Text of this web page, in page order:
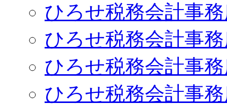
ひろせ税務会計事
ひろせ税務会計事
ひろせ税務会計事
ひろせ税務会計事